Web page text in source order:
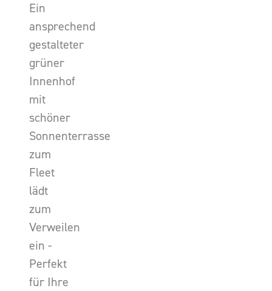
Ein
ansprechend
gestalteter
grüner
Innenhof
mit
schöner
Sonnenterrasse
zum
Fleet
lädt
zum
Verweilen
ein -
Perfekt
für Ihre